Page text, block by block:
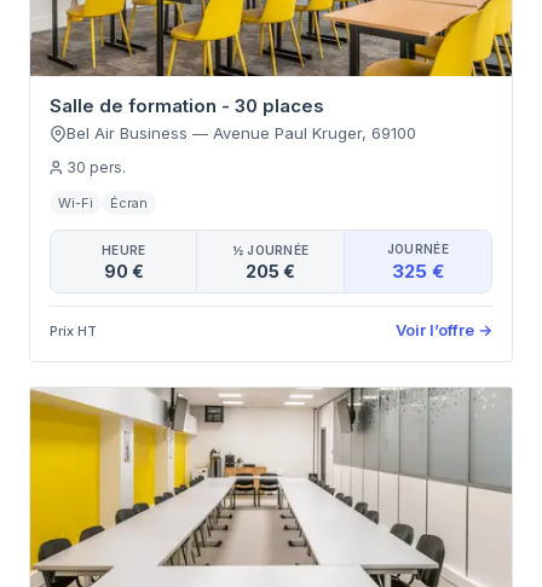
Salle de formation - 30 places
Bel Air Business — Avenue Paul Kruger, 69100
30 pers.
Wi-Fi Écran
HEURE
90 €
½ JOURNÉE
205 €
JOURNÉE
325 €
Prix HT Voir l’offre →